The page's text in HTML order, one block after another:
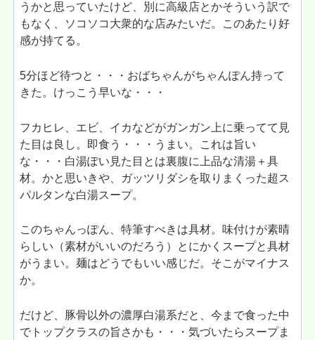
うかと思っていたけど、別に高級店とかそういう訳で
もなく、ソコソコ大衆的な店みたいだ。このあたり好
感が持てる。
5分ほど待つと・・・おばちゃんがちゃんぽん持って
きた。けっこう早いな・・・
フカヒレ、エビ、イカなどがガンガン上に乗ってて見
た目は良し。即食う・・・うまい。これは旨い
な・・・白湯ぽい見た目とは裏腹に上品な清湯＋具
材。かと思いきや、ガッツリダシを取りまくった超ス
パルタンな白湯スープ。
このちゃんっぽん、特筆すべきは具材。味付けが素晴
らしい（素材がいいのだろう）とにかくスープと具材
がうまい。麺はどうでもいい感じだ。そこがマイナス
か。
だけど、豚骨以外の濃厚白湯系だと、今まで食った中
でトップクラスの旨さかも・・・気づいたらスープま